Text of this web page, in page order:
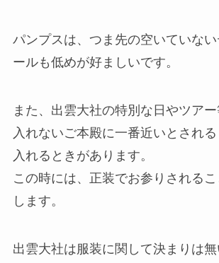
パンプスは、つま先の空いていない
ールも低めが好ましいです。
また、出雲大社の特別な日やツア
入れないご本殿に一番近いとされ
入れるときがあります。
この時には、正装でお参りされる
します。
出雲大社は服装に関して決まりは無